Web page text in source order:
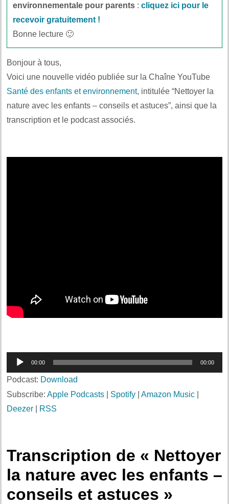
environnementale pour parents :cliquez ici pour le
recevoir gratuitement !
Bonne lecture 🙂
Bonjour à tous,
Voici une nouvelle vidéo publiée sur la Chaîne YouTube
Santé des enfants et environnement, intitulée “Nettoyer la
nature avec les enfants – conseils et astuces”, ainsi que la
transcription et le podcast associés.
Lecteur
audio
00:00 00:00
Podcast: Download
Subscribe: Apple Podcasts Spotify Amazon Music
Deezer
RSS
Transcription de « Nettoyer
la nature avec les enfants –
conseils et astuces »